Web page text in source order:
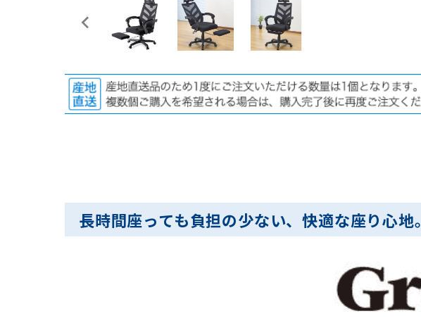
長時間座っても負担の少ない、快適な座り心地。